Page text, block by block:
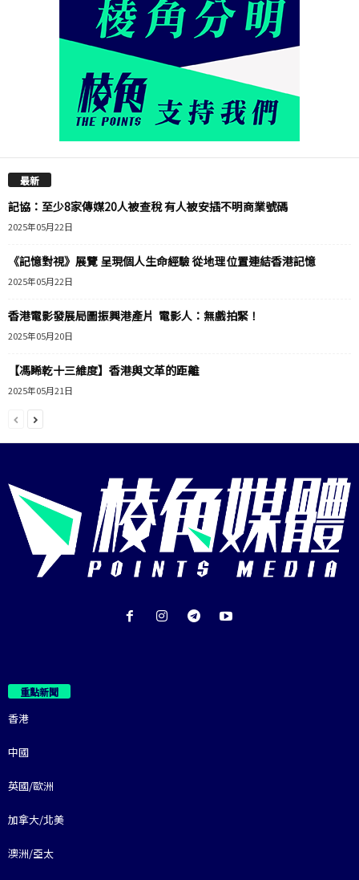
最新
記協：至少8家傳媒20人被查稅 有人被安插不明商業號碼
2025年05月22日
《記憶對視》展覽 呈現個人生命經驗 從地理位置連結香港記憶
2025年05月22日
香港電影發展局圖振興港產片 電影人：無戲拍緊！
2025年05月20日
【馮睎乾十三維度】香港與文革的距離
2025年05月21日
重點新聞
香港
中國
英國/歐洲
加拿大/北美
澳洲/亞太